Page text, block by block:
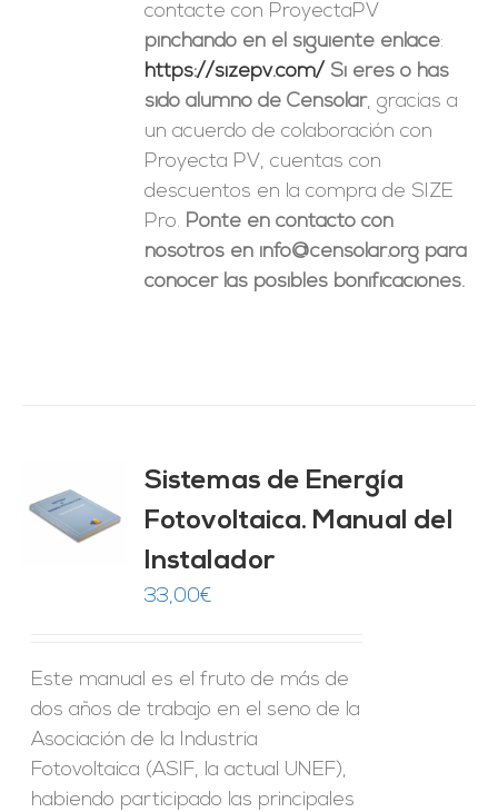
contacte con ProyectaPV
pinchando en el siguiente enlace:
https://sizepv.com/ Si eres o has
sido alumno de Censolar, gracias a
un acuerdo de colaboración con
Proyecta PV, cuentas con
descuentos en la compra de SIZE
Pro. Ponte en contacto con
nosotros en info@censolar.org para
conocer las posibles bonificaciones.
de 5
Sistemas de Energía
Fotovoltaica. Manual del
Instalador
33,00€
Este manual es el fruto de más de
dos años de trabajo en el seno de la
Asociación de la Industria
Fotovoltaica (ASIF, la actual UNEF),
habiendo participado las principales